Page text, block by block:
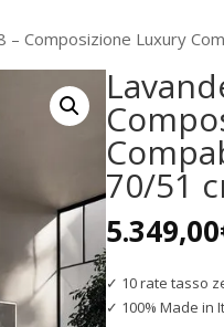
– Composizione Luxury
70/51
5.349,00
✓ 10 rate tasso
✓ 100% Made in